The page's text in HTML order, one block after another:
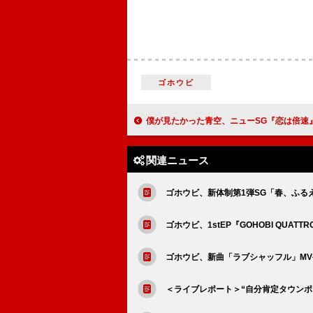
ゴホウビ
僕が見たかった青空、ニューSG『恋は倍速』収録の雲組楽曲「青春の旅
関連ニュース
ゴホウビ、新体制第1弾SG「春、ふる
ゴホウビ、1stEP『GOHOBI
ゴホウビ、新曲「ラブシャッフル」
＜ライブレポート＞“自分肯定タウン